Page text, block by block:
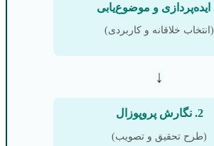
(انتخاب خلاقانه و کاربردی)
↓
2. نگارش پروپوزال
(طرح تحقیق و تصویب)